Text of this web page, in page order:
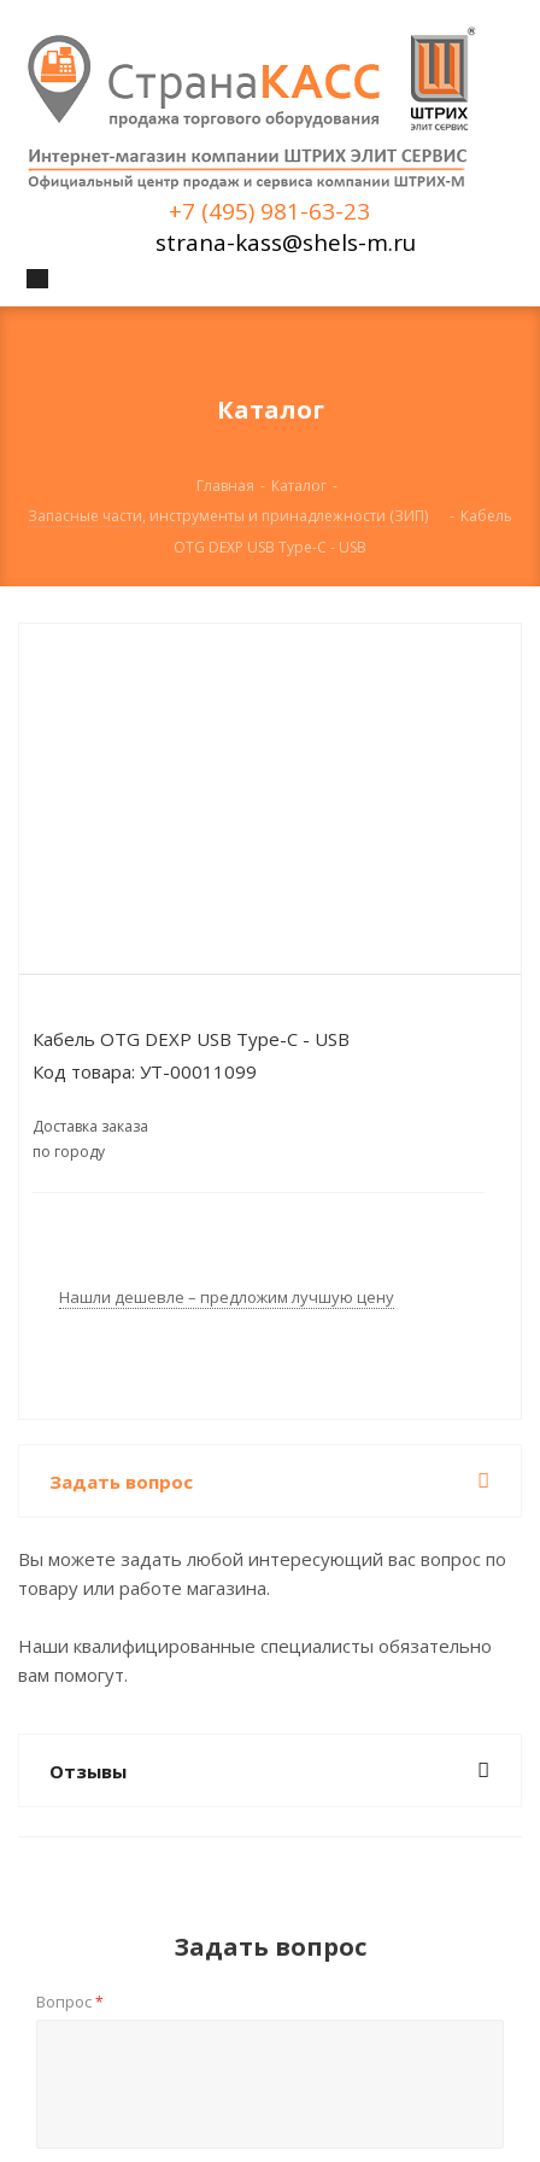
+7 (495) 981-63-23
strana-kass@shels-m.ru
Каталог
Главная - Каталог -
Запасные части, инструменты и принадлежности (ЗИП)
- Кабель
OTG DEXP USB Type-C - USB
Кабель OTG DEXP USB Type-C - USB
Код товара: УТ-00011099
Доставка заказа
по городу
Нашли дешевле – предложим лучшую цену
Задать вопрос
Вы можете задать любой интересующий вас вопрос по
товару или работе магазина.
Наши квалифицированные специалисты обязательно
вам помогут.
Отзывы
Задать вопрос
Вопрос*